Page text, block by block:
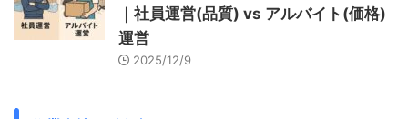
｜社員運営(品質) vs アルバイト(価格)
運営
2025/12/9